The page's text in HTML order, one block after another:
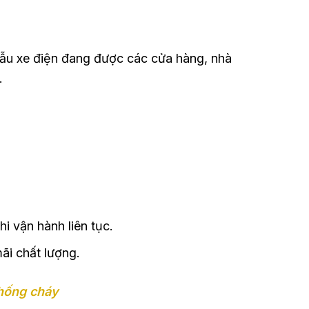
xe điện đang được các cửa hàng, nhà
vận hành liên tục.
chất lượng.
cháy